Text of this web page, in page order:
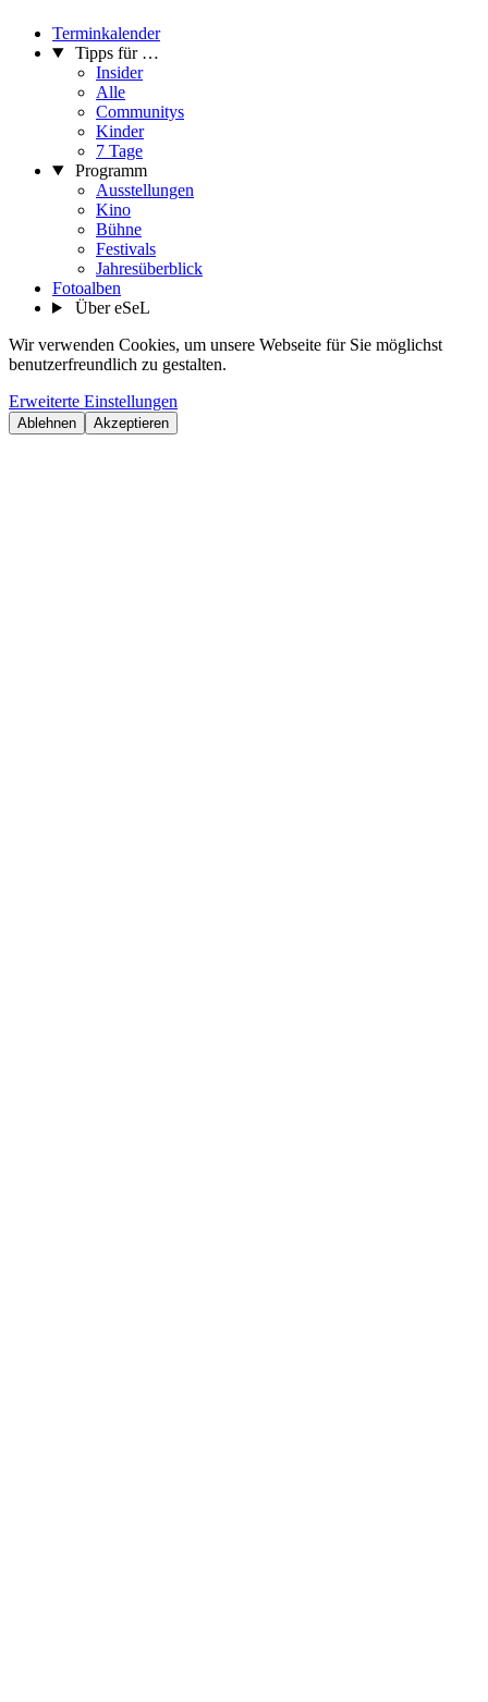
Terminkalender
Tipps für …
Insider
Alle
Communitys
Kinder
7 Tage
Programm
Ausstellungen
Kino
Bühne
Festivals
Jahresüberblick
Fotoalben
Über eSeL
Wir verwenden Cookies, um unsere Webseite für Sie möglichst
benutzerfreundlich zu gestalten.
Erweiterte Einstellungen
Ablehnen Akzeptieren